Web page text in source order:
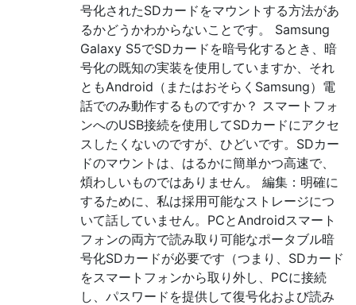
号化されたSDカードをマウントする方法があ
るかどうかわからないことです。 Samsung
Galaxy S5でSDカードを暗号化するとき、暗
号化の既知の実装を使用していますか、それ
ともAndroid（またはおそらくSamsung）電
話でのみ動作するものですか？ スマートフォ
ンへのUSB接続を使用してSDカードにアクセ
スしたくないのですが、ひどいです。SDカー
ドのマウントは、はるかに簡単かつ高速で、
煩わしいものではありません。 編集：明確に
するために、私は採用可能なストレージにつ
いて話していません。PCとAndroidスマート
フォンの両方で読み取り可能なポータブル暗
号化SDカードが必要です（つまり、SDカード
をスマートフォンから取り外し、PCに接続
し、パスワードを提供して復号化および読み